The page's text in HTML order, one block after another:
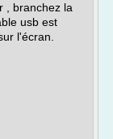
, branchez la
usb est
l'écran.